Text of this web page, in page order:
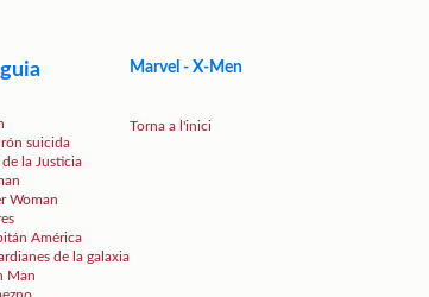
suicida
de la Justicia
Woman
América
de la galaxia
Man
Marvel - X-Men
Torna a l'inici